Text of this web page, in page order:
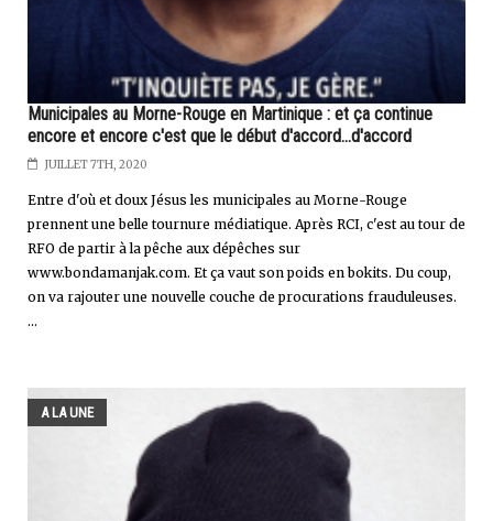
Municipales au Morne-Rouge en Martinique : et ça continue
encore et encore c'est que le début d'accord...d'accord
JUILLET 7TH, 2020
Entre d'où et doux Jésus les municipales au Morne-Rouge
prennent une belle tournure médiatique. Après RCI, c'est au tour de
RFO de partir à la pêche aux dépêches sur
www.bondamanjak.com. Et ça vaut son poids en bokits. Du coup,
on va rajouter une nouvelle couche de procurations frauduleuses.
...
A LA UNE